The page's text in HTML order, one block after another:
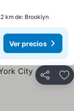
km de: Brooklyn
Ver precios
Compartir